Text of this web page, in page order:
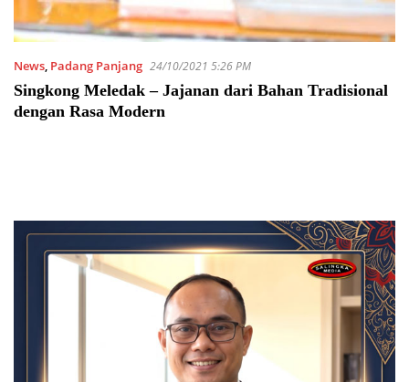
News, Padang Panjang 24/10/2021 5:26 PM
Singkong Meledak – Jajanan dari Bahan Tradisional
dengan Rasa Modern